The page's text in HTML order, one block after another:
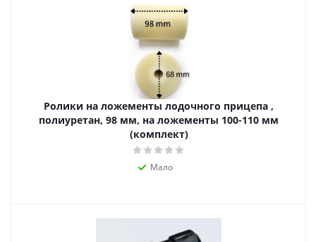
Ролики на ложементы лодочного прицепа ,
полиуретан, 98 мм, на ложементы 100-110 мм
(комплект)
Мало